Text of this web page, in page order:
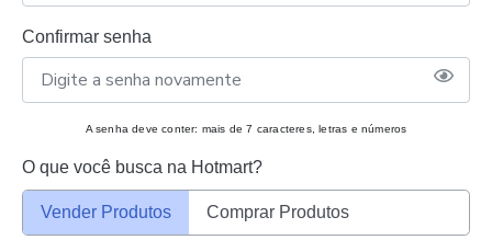
Confirmar senha
A senha deve conter: mais de 7 caracteres, letras e números
O que você busca na Hotmart?
Vender Produtos Comprar Produtos